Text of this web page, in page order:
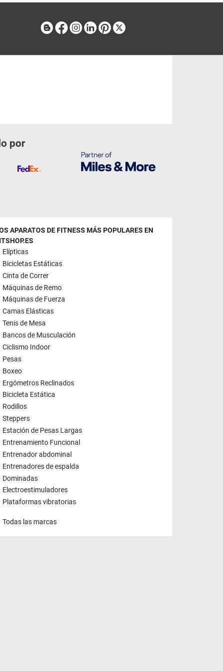
BlogFacebook
Instagram
LinkedinPinterest
por
APARATOS DE FITNESS MÁS POPULARES EN
Elípticas
Bicicletas Estáticas
Cinta de Correr
Máquinas de Remo
Máquinas de Fuerza
Camas Elásticas
Tenis de Mesa
Bancos de Musculación
Ciclismo Indoor
Pesas
Boxeo
Ergómetros Reclinados
Bicicleta Estática
Rodillos
Steppers
Estación de Pesas Largas
Entrenamiento Funcional
Entrenador abdominal
Entrenadores de espalda
Dominadas
Electroestimuladores
Plataformas vibratorias
Todas las marcas